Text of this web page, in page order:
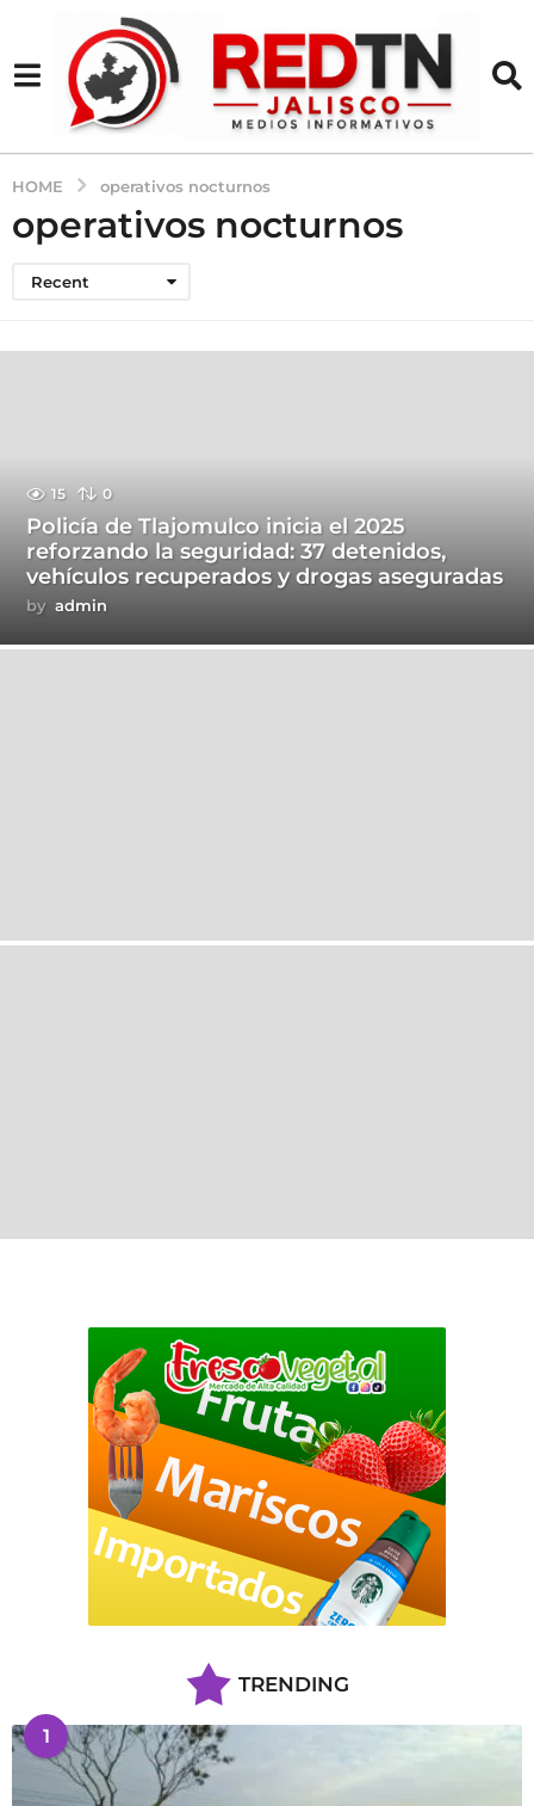
HOME operativos nocturnos
operativos nocturnos
Recent
15 0
Policía de Tlajomulco inicia el 2025
reforzando la seguridad: 37 detenidos,
vehículos recuperados y drogas aseguradas
by admin
TRENDING
1